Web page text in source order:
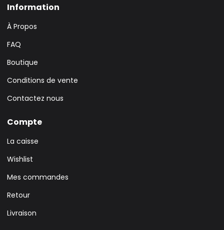
Information
À Propos
FAQ
Boutique
Conditions de vente
Contactez nous
Compte
La caisse
Wishlist
Mes commandes
Retour
Livraison